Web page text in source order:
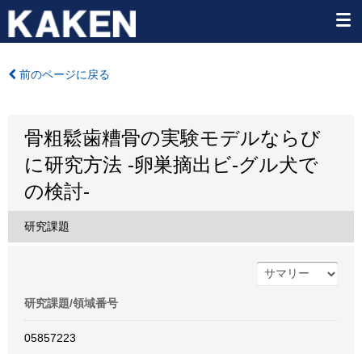
前のページに戻る
骨粗鬆歯糟骨の実験モデルならび
に研究方法 -卵巣摘出ビ-グル犬で
の検討-
研究課題
研究課題/領域番号
05857223